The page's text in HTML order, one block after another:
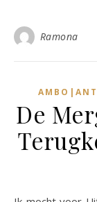
Ramona
De